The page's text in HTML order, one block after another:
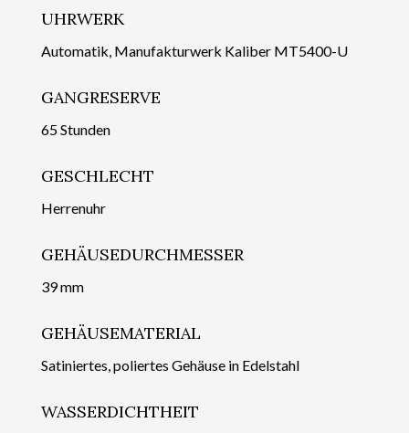
UHRWERK
Automatik, Manufakturwerk Kaliber MT5400-U
GANGRESERVE
65 Stunden
GESCHLECHT
Herrenuhr
GEHÄUSEDURCHMESSER
39 mm
GEHÄUSEMATERIAL
Satiniertes, poliertes Gehäuse in Edelstahl
WASSERDICHTHEIT